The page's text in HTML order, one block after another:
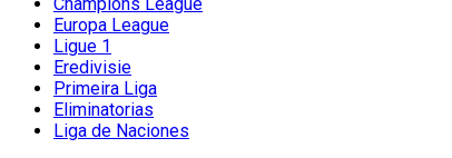
Europa League
Ligue 1
Eredivisie
Primeira Liga
Eliminatorias
Liga de Naciones